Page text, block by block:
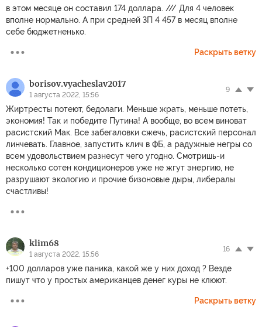
в этом месяце он составил 174 доллара. /// Для 4 человек
вполне нормально. А при средней ЗП 4 457 в месяц вполне
себе бюджетненько.
Раскрыть ветку
borisov.vyacheslav2017
1 августа 2022, 15:56
9
Жиртресты потеют, бедолаги. Меньше жрать, меньше потеть,
экономия! Так и победите Путина! А вообще, во всем виноват
расистский Мак. Все забегаловки сжечь, расистский персонал
линчевать. Главное, запустить клич в ФБ, а радужные негры со
всем удовольствием разнесут чего угодно. Смотришь-и
несколько сотен кондиционеров уже не жгут энергию, не
разрушают экологию и прочие бизоновые дыры, либералы
счастливы!
klim68
1 августа 2022, 15:56
16
+100 долларов уже паника, какой же у них доход ? Везде
пишут что у простых американцев денег куры не клюют.
Раскрыть ветку